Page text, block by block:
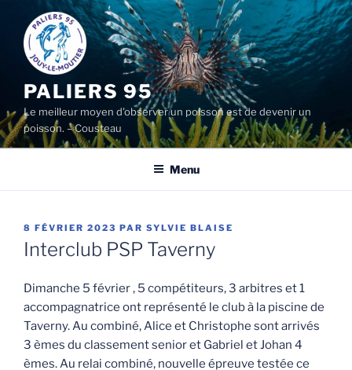
contenu
principal
PALIERS 95
Le meilleur moyen d'observer un poisson est de devenir un
poisson. – Cousteau
Menu
PUBLIÉ
LE
8 FÉVRIER 2023 PAR SYLVIE BLAISE
Interclub PSP Taverny
Dimanche 5 février , 5 compétiteurs, 3 arbitres et 1
accompagnatrice ont représenté le club à la piscine de
Taverny. Au combiné, Alice et Christophe sont arrivés
3 èmes du classement senior et Gabriel et Johan 4
èmes. Au relai combiné, nouvelle épreuve testée ce